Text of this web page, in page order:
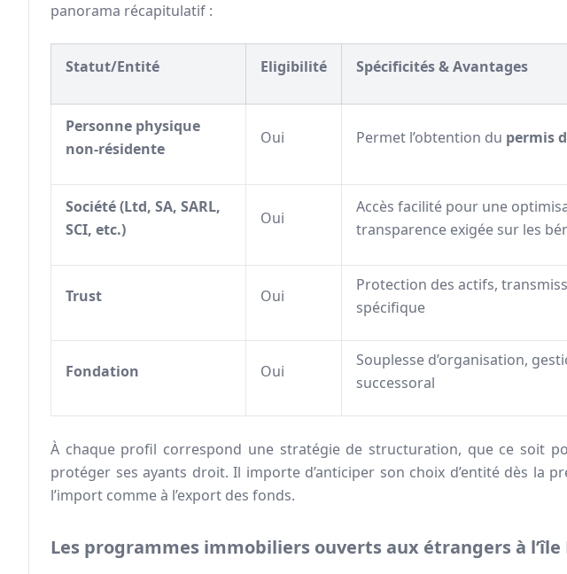
panorama récapitulatif :
Statut/Entité Eligibilité Spécificités & Avantages
Personne physique
non-résidente
Oui Permet l’obtention du permis
Société (Ltd, SA, SARL,
SCI, etc.)
Oui
Accès facilité pour une
transparence exigée sur les
Trust Oui
Protection des actifs,
spécifique
Fondation Oui
Souplesse d’organisation,
successoral
À chaque profil correspond une stratégie de structuration, que ce soit
protéger ses ayants droit. Il importe d’anticiper son choix d’entité dès la
l’import comme à l’export des fonds.
Les programmes immobiliers ouverts aux étrangers à l’île